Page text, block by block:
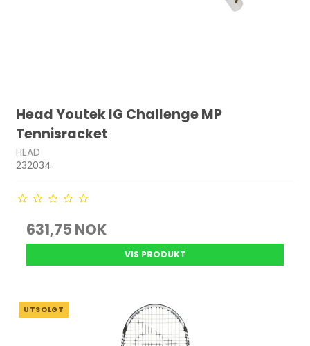
Head Youtek IG Challenge MP
Tennisracket
HEAD
232034
631,75 NOK
VIS PRODUKT
UTSOLGT